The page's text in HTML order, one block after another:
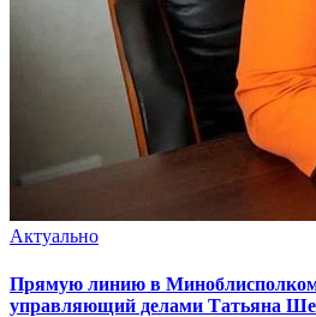
Актуально
Прямую линию в
управляющий делами Татьяна